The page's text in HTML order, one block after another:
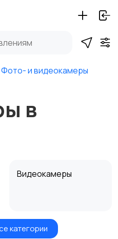
Фото- и видеокамеры
в
Видеокамеры
Объективы
категории